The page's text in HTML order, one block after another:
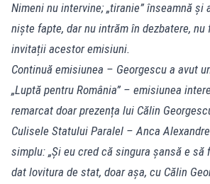
Nimeni nu intervine; „tiranie” înseamnă și
niște fapte, dar nu intrăm în dezbatere, nu
invitații acestor emisiuni.
Continuă emisiunea – Georgescu a avut
„Luptă pentru România” – emisiunea
remarcat doar prezența lui Călin
Culisele Statului Paralel – Anca
simplu: „Și eu cred că singura șansă e
dat lovitura de stat, doar așa, cu Călin